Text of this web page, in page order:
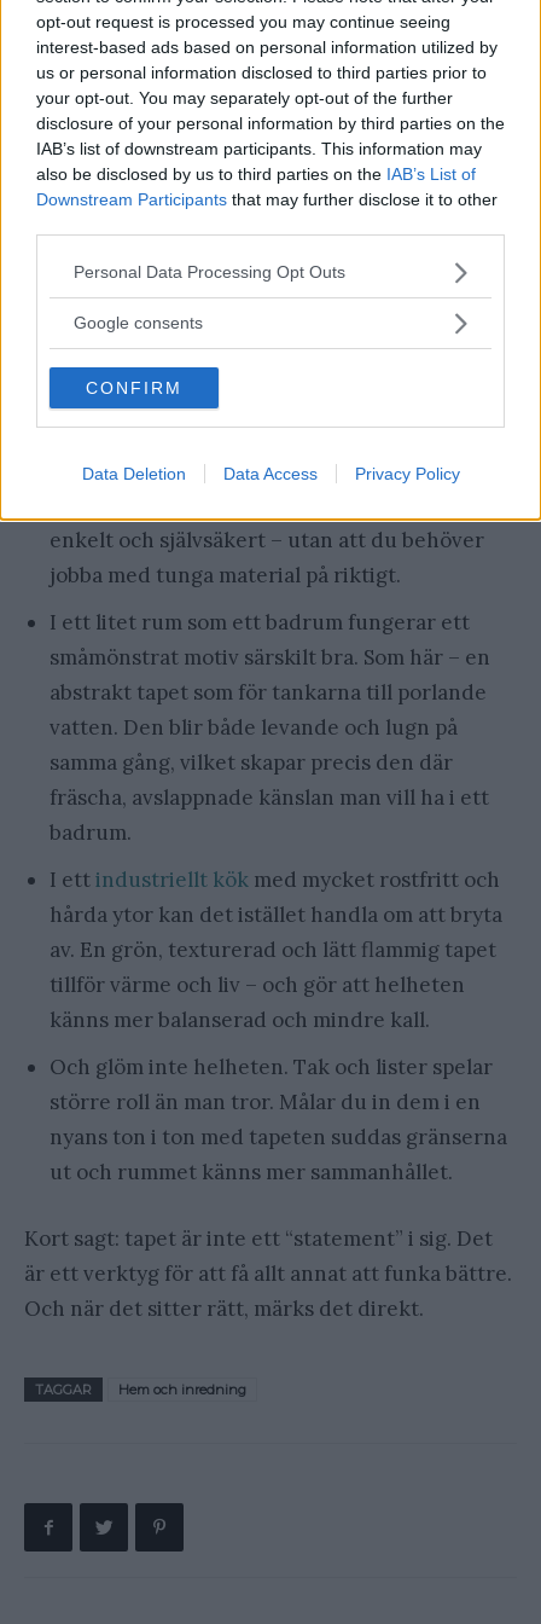
opt-out request is processed you may continue seeing
interest-based ads based on personal information utilized by
us or personal information disclosed to third parties prior to
your opt-out. You may separately opt-out of the further
disclosure of your personal information by third parties on the
IAB’s list of downstream participants. This information may
also be disclosed by us to third parties on the IAB’s List of
Downstream Participants that may further disclose it to other
Please note that this website/app uses one or more Google
not limited to your visit or usage behaviour. You may click to
use your data for below specified purposes in below Google
consent section.
Personal Data Processing Opt Outs
Google consents
CONFIRM
Data Deletion Data Access Privacy Policy
som bara ger lite mer djup än målad gips.
Skillnaden ligger i känslan – att rummet helt
enkelt känns klart.
Här är några konkreta exempel där tapet
verkligen gör jobbet:
källaren, är perfekta kandidater för att ta ut
svängarna. Genom att addera ett svindlande
landskap kan du skapa en visuell rymd som inte
finns där fysiskt. Frihetskänslan blir påtaglig
och rummet känns direkt mindre instängt.
I en hall kan en betongliknande tapet ge en
enkelt och självsäkert – utan att du behöver
jobba med tunga material på riktigt.
I ett litet rum som ett badrum fungerar ett
småmönstrat motiv särskilt bra. Som här – en
abstrakt tapet som för tankarna till porlande
vatten. Den blir både levande och lugn på
samma gång, vilket skapar precis den där
fräscha, avslappnade känslan man vill ha i ett
badrum.
I ettindustriellt kök med mycket rostfritt och
hårda ytor kan det istället handla om att bryta
av. En grön, texturerad och lätt flammig tapet
tillför värme och liv – och gör att helheten
känns mer balanserad och mindre kall.
Och glöm inte helheten. Tak och lister spelar
större roll än man tror. Målar du in dem i en
nyans ton i ton med tapeten suddas gränserna
ut och rummet känns mer sammanhållet.
Kort sagt: tapet är inte ett “statement” i sig. Det
är ett verktyg för att få allt annat att funka bättre.
Och när det sitter rätt, märks det direkt.
TAGGAR Hem och inredning